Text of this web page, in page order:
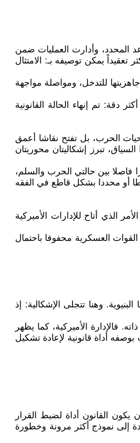
المحدد، وأدارت العمليات ضمن
تعقيداً يمكن توصيفه بـ: الامتثال
للتدخل، ومواصلة مواجهة
دقة: تم إنهاء الحالة القانونية
الحرب، بل تفتح نقاشا أعمق
تبرز إشكاليتان محوريتان
فاصلا بين حالتي الحرب والسلم،
أو محددا بشكل قاطع في الفقه
الذي أتاح للإدارات الأميركية
العسكرية محفوفا باحتمال
وهنا تتجلى الإشكالية: إذ
فالإدارة الأميركية، كما يظهر
أداة قانونية لإعادة تشكيل
يكون القانون أداة لضبط القرار
إلى نموذج أكثر مرونة وخطورة